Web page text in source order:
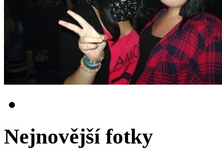
Nejnovější fotky